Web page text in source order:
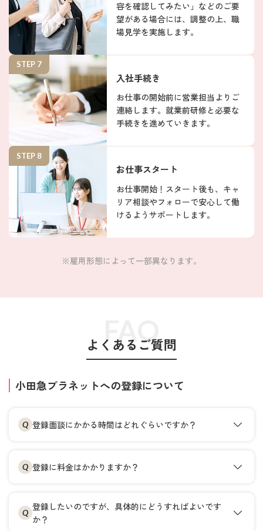
容を確認してみたい」などのご要
望がある場合には、調整の上、職
場見学を実施します。
STEP 7
入社手続き
お仕事の開始前に営業担当よりご
連絡します。就業前研修と必要な
手続きを進めていきます。
STEP 8
お仕事スタート
お仕事開始！スタート後も、キャ
リア相談やフォローで安心して働
けるようサポートします。
※雇用形態によって一部異なります。
FAQ
よくあるご質問
小田急プラネットへの登録について
Q 登録面談にかかる時間はどれぐらいですか？
Q 登録に料金はかかりますか？
Q
登録したいのですが、具体的にどうすればよいです
か？